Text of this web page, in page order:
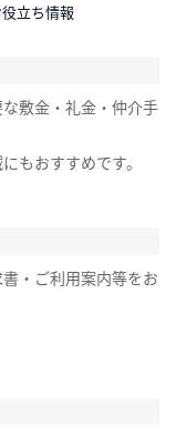
立ち情報
敷金・礼金・仲介手
もおすすめです。
・ご利用案内等をお